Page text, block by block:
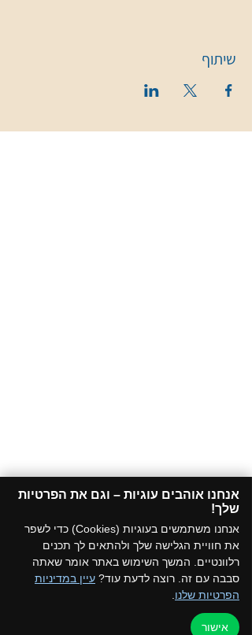
שיתוף
אנחנו אוהבים עוגיות – וגם את הפרטיות
שלך!​
אנחנו משתמשים בעוגיות (Cookies) כדי לשפר
את חוויית הגלישה שלך ולהתאים לך תכנים
רלוונטיים. המשך השימוש באתר אומר שאתה
סבבה עם זה. רוצה לדעת עוד? עיין במדיניות
הפרטיות שלנו
אישור